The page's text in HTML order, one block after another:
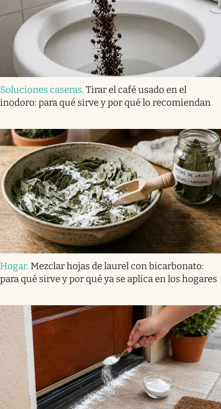
Soluciones caseras. Tirar el café usado en el
inodoro: para qué sirve y por qué lo recomiendan
Hogar. Mezclar hojas de laurel con bicarbonato:
para qué sirve y por qué ya se aplica en los hogares